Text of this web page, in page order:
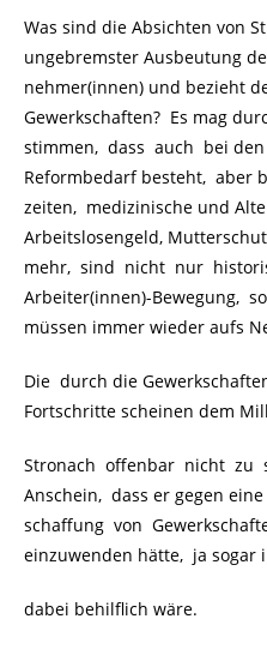
Was sind die Absichten von
ungebremster Ausbeutung
nehmer(innen) und bezieht
Gewerkschaften? Es mag
stimmen, dass auch bei den
Reformbedarf besteht, aber
zeiten, medizinische und
Arbeitslosengeld,
mehr, sind nicht nur
Arbeiter(innen)-Bewegung,
müssen immer wieder aufs
Die durch die
Fortschritte scheinen dem
Stronach offenbar nicht zu
Anschein, dass er gegen eine
schaffung von
einzuwenden hätte, ja sogar
dabei behilflich wäre.